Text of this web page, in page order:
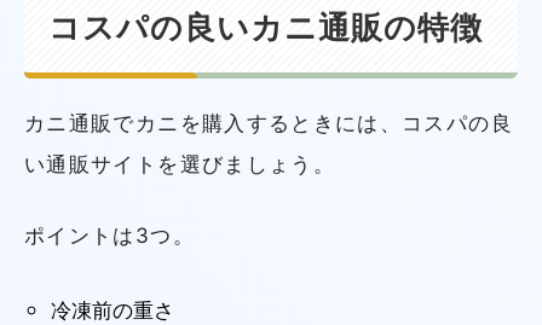
コスパの良いカニ通販の特徴
カニ通販でカニを購入するときには、コスパの良
い通販サイトを選びましょう。
ポイントは3つ。
冷凍前の重さ